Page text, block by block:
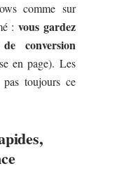
comme sur
: vous gardez
conversion
en page). Les
toujours ce